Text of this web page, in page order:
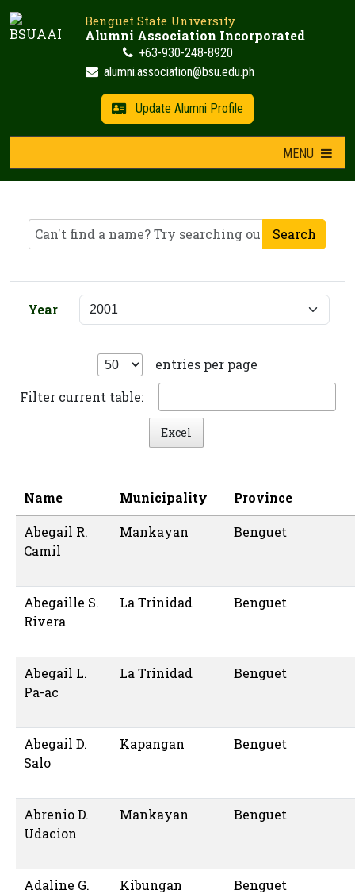
Skip
to
Benguet State University
Alumni Association Incorporated
+63-930-248-8920
alumni.association@bsu.edu.ph
Update Alumni Profile
MENU
Search
Year
entries per page
Filter current table:
Excel
Name Municipality Province
Abegail R.
Camil
Mankayan Benguet
Abegaille S.
Rivera
La Trinidad Benguet
Abegail L.
Pa-ac
La Trinidad Benguet
Abegail D.
Salo
Kapangan Benguet
Abrenio D.
Udacion
Mankayan Benguet
Adaline G.
Kibungan Benguet